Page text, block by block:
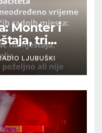
Monter i
tri
LJUBUŠKI